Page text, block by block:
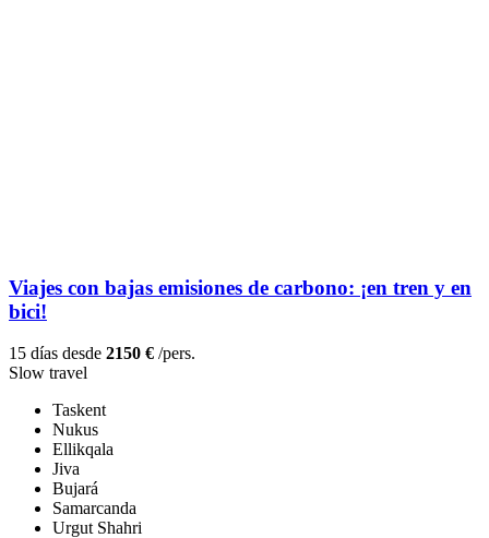
Viajes con bajas emisiones de carbono: ¡en tren y en
bici!
15 días desde 2150 € /pers.
Slow travel
Taskent
Nukus
Ellikqala
Jiva
Bujará
Samarcanda
Urgut Shahri